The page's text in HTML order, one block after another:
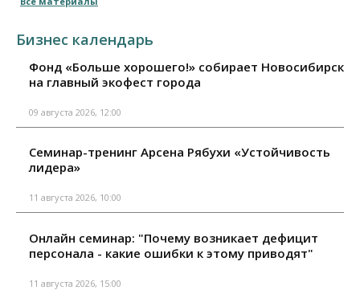
Бизнес календарь
Фонд «Больше хорошего!» собирает Новосибирск
на главный экофест города
09 августа 2026, 12:00
Семинар-тренинг Арсена Рябухи «Устойчивость
лидера»
11 августа 2026, 10:00
Онлайн семинар: "Почему возникает дефицит
персонала - какие ошибки к этому приводят"
11 августа 2026, 15:00